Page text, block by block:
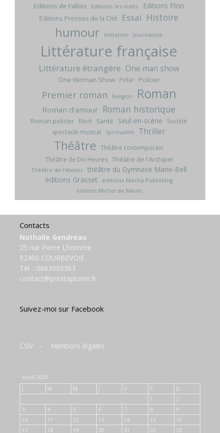
Editions de Fallois Editions les indés Editions Plon
Editions Presses de la Cité Essai Histoire
humour Imitation Journaliste
Littérature française
Littérature étrangère One man show
One Woman Show Polar Policier
Premier roman Religion Roman
Roman d'amour Roman historique
Roman policier Récit Santé Seul-en-scène
Société
spectacle musical
Spiritualité Thriller
Théâtre Théâtre contemporain
Théâtre de Dix Heures Théâtre de l'Archipel
Théâtre de l'Atelier théâtre du Gymnase Marie-Bell
éditions Grasset
éditions Macha Publishing
éditions Michel de Maule
Contacts
Nathalie Gendreau
25 rue Pierre Lhomme
92400 COURBEVOIE
Tél. : 0663009363
contact@prestaplume.fr
Suivez-moi sur Facebook
CGV – Mentions légales
août 2026
L
M M J V S
D
1
2
3
4 5 6 7 8
9
10
11 12 13 14 15
16
17
18 19 20 21 22 23